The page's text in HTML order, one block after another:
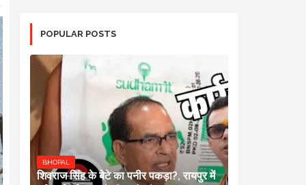
POPULAR POSTS
BHOPAL
शिवराज सिंह के बेटे का पनीर पकड़ा?, रायपुर में